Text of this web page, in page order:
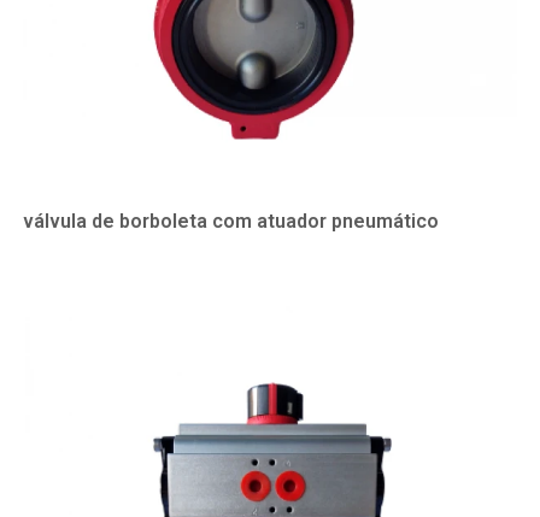
válvula de borboleta com atuador pneumático